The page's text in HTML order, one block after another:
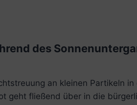
des
an kleinen Partikeln
geht fließend über in die